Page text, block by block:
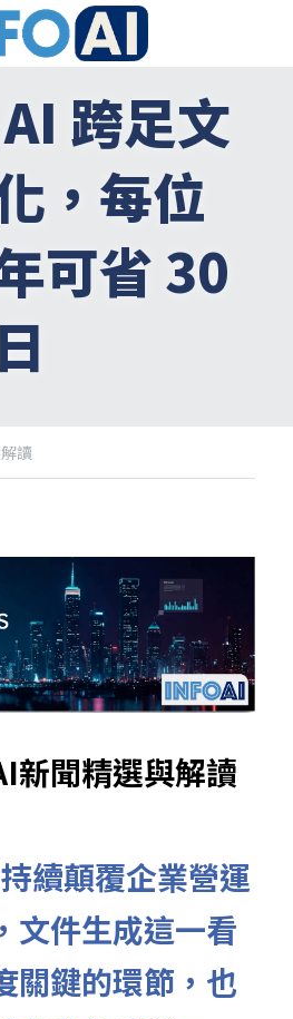
跨足文
，每位
可省 30
讀
新聞精選與解讀
續顛覆企業營運
文件生成這一看
關鍵的環節，也